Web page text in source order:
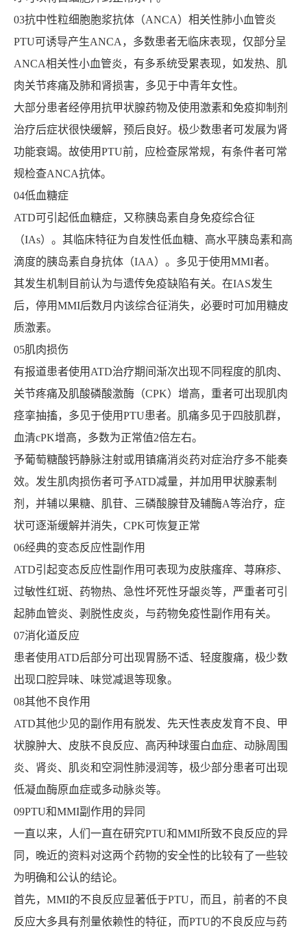
03抗中性粒细胞胞浆抗体（ANCA）相关性肺小血管炎
PTU可诱导产生ANCA，多数患者无临床表现，仅部分呈
ANCA相关性小血管炎，有多系统受累表现，如发热、肌
肉关节疼痛及肺和肾损害，多见于中青年女性。
大部分患者经停用抗甲状腺药物及使用激素和免疫抑制剂
治疗后症状很快缓解，预后良好。极少数患者可发展为肾
功能衰竭。故使用PTU前，应检查尿常规，有条件者可常
规检查ANCA抗体。
04低血糖症
ATD可引起低血糖症，又称胰岛素自身免疫综合征
（IAs）。其临床特征为自发性低血糖、高水平胰岛素和高
滴度的胰岛素自身抗体（IAA）。多见于使用MMI者。
其发生机制目前认为与遗传免疫缺陷有关。在IAS发生
后，停用MMI后数月内该综合征消失，必要时可加用糖皮
质激素。
05肌肉损伤
有报道患者使用ATD治疗期间渐次出现不同程度的肌肉、
关节疼痛及肌酸磷酸激酶（CPK）增高，重者可出现肌肉
痉挛抽搐，多见于使用PTU患者。肌痛多见于四肢肌群，
血清cPK增高，多数为正常值2倍左右。
予葡萄糖酸钙静脉注射或用镇痛消炎药对症治疗多不能奏
效。发生肌肉损伤者可予ATD减量，并加用甲状腺素制
剂，并辅以果糖、肌苷、三磷酸腺苷及辅酶A等治疗，症
状可逐渐缓解并消失，CPK可恢复正常
06经典的变态反应性副作用
ATD引起变态反应性副作用可表现为皮肤瘙痒、荨麻疹、
过敏性红斑、药物热、急性坏死性牙龈炎等，严重者可引
起肺血管炎、剥脱性皮炎，与药物免疫性副作用有关。
07消化道反应
患者使用ATD后部分可出现胃肠不适、轻度腹痛，极少数
出现口腔异味、味觉减退等现象。
08其他不良作用
ATD其他少见的副作用有脱发、先天性表皮发育不良、甲
状腺肿大、皮肤不良反应、高丙种球蛋白血症、动脉周围
炎、肾炎、肌炎和空洞性肺浸润等，极少部分患者可出现
低凝血酶原血症或多动脉炎等。
09PTU和MMI副作用的异同
一直以来，人们一直在研究PTU和MMI所致不良反应的异
同，晚近的资料对这两个药物的安全性的比较有了一些较
为明确和公认的结论。
首先，MMI的不良反应显著低于PTU，而且，前者的不良
反应大多具有剂量依赖性的特征，而PTU的不良反应与药